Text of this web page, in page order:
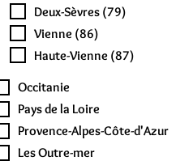
Deux-Sèvres (79)
Vienne (86)
Haute-Vienne (87)
Occitanie
Pays de la Loire
Provence-Alpes-Côte-d'Azur
Les Outre-mer